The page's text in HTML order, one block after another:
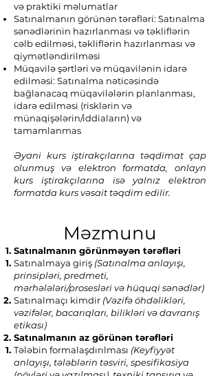
və praktiki məlumatlar
Satınalmanın görünən tərəfləri: Satınalma
sənədlərinin hazırlanması və təkliflərin
cəlb edilməsi, təkliflərin hazırlanması və
qiymətləndirilməsi
Müqavilə şərtləri və müqavilənin idarə
edilməsi: Satınalma nəticəsində
bağlanacaq müqavilələrin planlanması,
idarə edilməsi (risklərin və
münaqişələrin/iddiaların) və
tamamlanmas
Əyani kurs iştirakçılarına təqdimat çap
olunmuş və elektron formatda, onlayn
kurs iştirakçılarına isə yalnız elektron
formatda kurs vəsait təqdim edilir.
Məzmunu
Satınalmanın görünməyən tərəfləri
Satınalmaya giriş (Satınalma anlayışı,
prinsipləri, predmeti,
mərhələləri/prosesləri və hüquqi sənədlər)
Satınalmaçı kimdir (Vəzifə öhdəlikləri,
vəzifələr, bacarıqları, bilikləri və davranış
etikası)
Satınalmanın az görünən tərəfləri
Tələbin formalaşdırılması (Keyfiyyət
anlayışı, tələblərin təsviri, spesifikasiya